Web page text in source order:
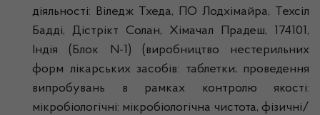
діяльності: Віледж Тхеда, ПО Лодхімайра, Техсіл
Бадді, Дістрікт Солан, Хімачал Прадеш, 174101,
Індія (Блок N-1) (виробництво нестерильних
форм лікарських засобів: таблетки; проведення
випробувань в рамках контролю якості:
мікробіологічні: мікробіологічна чистота, фізичні/